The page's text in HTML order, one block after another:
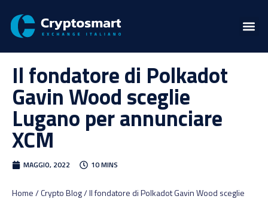
Il fondatore di Polkadot
Gavin Wood sceglie
Lugano per annunciare
XCM
MAGGIO, 2022 10 MINS
Home / Crypto Blog / Il fondatore di Polkadot Gavin Wood sceglie